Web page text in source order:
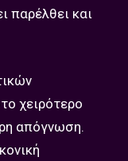
παρέλθει και
χειρότερο
απόγνωση.